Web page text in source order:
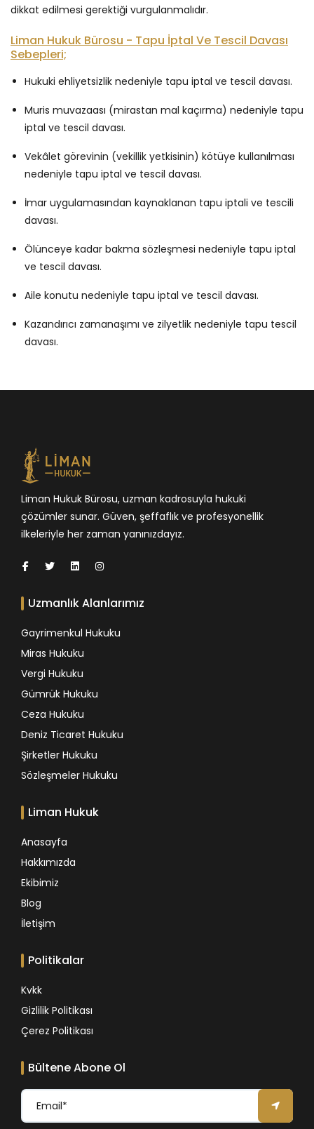
dikkat edilmesi gerektiği vurgulanmalıdır.
Liman Hukuk Bürosu - Tapu İptal Ve Tescil Davası
Sebepleri;
Hukuki ehliyetsizlik nedeniyle tapu iptal ve tescil davası.
Muris muvazaası (mirastan mal kaçırma) nedeniyle tapu
iptal ve tescil davası.
Vekâlet görevinin (vekillik yetkisinin) kötüye kullanılması
nedeniyle tapu iptal ve tescil davası.
İmar uygulamasından kaynaklanan tapu iptali ve tescili
davası.
Ölünceye kadar bakma sözleşmesi nedeniyle tapu iptal
ve tescil davası.
Aile konutu nedeniyle tapu iptal ve tescil davası.
Kazandırıcı zamanaşımı ve zilyetlik nedeniyle tapu tescil
davası.
Liman Hukuk Bürosu, uzman kadrosuyla hukuki
çözümler sunar. Güven, şeffaflık ve profesyonellik
ilkeleriyle her zaman yanınızdayız.
Uzmanlık Alanlarımız
Gayrimenkul Hukuku
Miras Hukuku
Vergi Hukuku
Gümrük Hukuku
Ceza Hukuku
Deniz Ticaret Hukuku
Şirketler Hukuku
Sözleşmeler Hukuku
Liman Hukuk
Anasayfa
Hakkımızda
Ekibimiz
Blog
İletişim
Politikalar
Kvkk
Gizlilik Politikası
Çerez Politikası
Bültene Abone Ol